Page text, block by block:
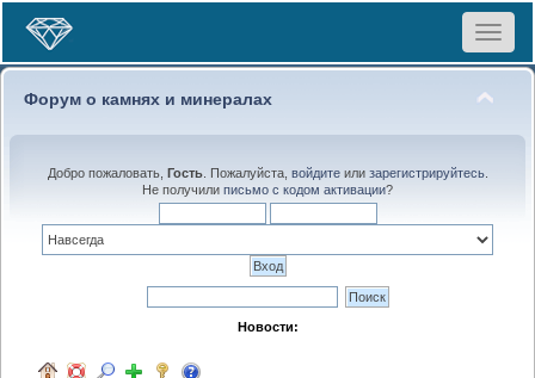
Toggle
Форум о камнях и минералах
Добро пожаловать, Гость. Пожалуйста, войдитеили зарегистрируйтесь.
Не получили письмо с кодом активации?
Новости: